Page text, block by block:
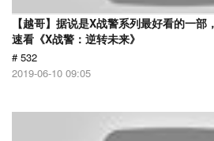
【越哥】据说是X战警系列最好看的一部
速看《X战警：逆转未来》
# 532
2019-06-10 09:05